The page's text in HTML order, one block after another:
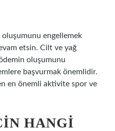
engellemek
etsin. Cilt ve yağ
oluşumunu
başvurmak önemlidir.
en önemli aktivite spor ve
HANGI